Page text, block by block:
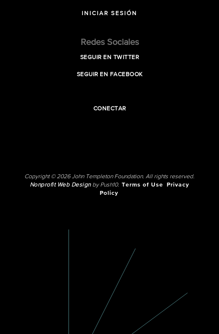
INICIAR SESIÓN
Redes Sociales
SEGUIR EN TWITTER
SEGUIR EN FACEBOOK
CONECTAR
Copyright © 2026 John Templeton Foundation. All rights reserved.
Nonprofit Web Designby Push10. Terms of Use
Privacy
Policy